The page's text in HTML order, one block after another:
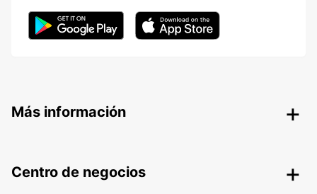
Más información
Centro de negocios